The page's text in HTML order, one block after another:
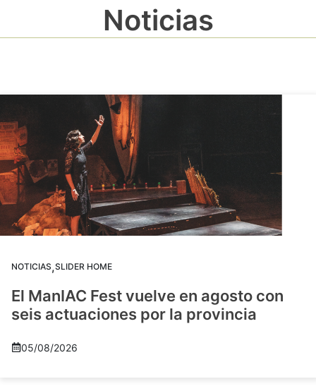
Noticias
NOTICIAS,SLIDER HOME
El ManIAC Fest vuelve en agosto con
seis actuaciones por la provincia
05/08/2026